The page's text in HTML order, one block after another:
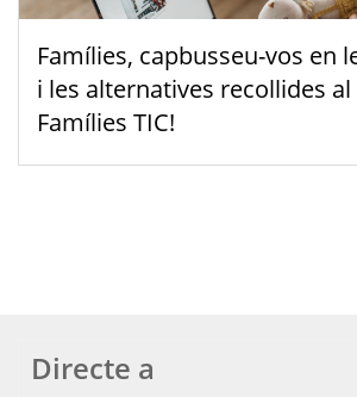
Famílies, capbusseu-vos en
i les alternatives recollides al
Famílies TIC!
Directe a